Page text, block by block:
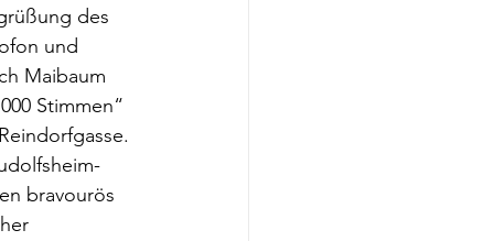
des
und
Maibaum
Stimmen“
bravourös